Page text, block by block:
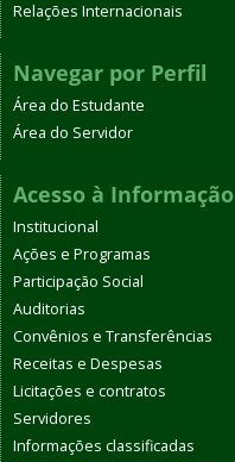
Relações Internacionais
Navegar por Perfil
Área do Estudante
Área do Servidor
Acesso à Informação
Institucional
Ações e Programas
Participação Social
Auditorias
Convênios e Transferências
Receitas e Despesas
Licitações e contratos
Servidores
Informações classificadas